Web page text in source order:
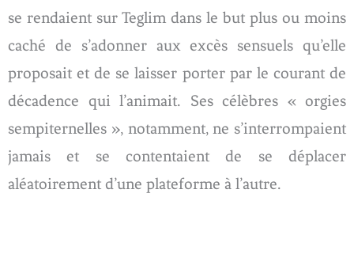
se rendaient sur Teglim dans le but plus ou moins
caché de s’adonner aux excès sensuels qu’elle
proposait et de se laisser porter par le courant de
décadence qui l’animait. Ses célèbres « orgies
sempiternelles », notamment, ne s’interrompaient
jamais et se contentaient de se déplacer
aléatoirement d’une plateforme à l’autre.